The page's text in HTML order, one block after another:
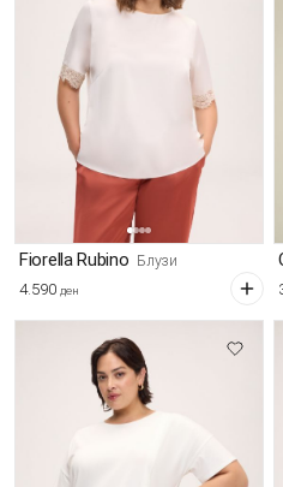
Fiorella Rubino Блузи
4.590 ден